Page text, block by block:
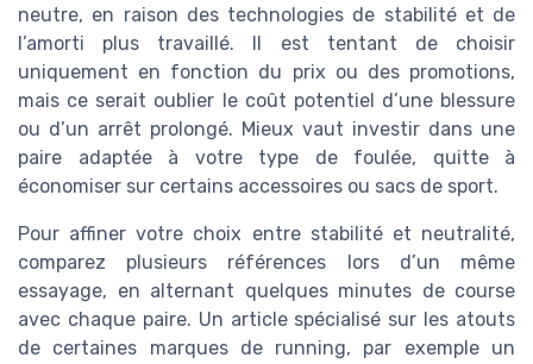
neutre, en raison des technologies de stabilité et de
l’amorti plus travaillé. Il est tentant de choisir
uniquement en fonction du prix ou des promotions,
mais ce serait oublier le coût potentiel d’une blessure
ou d’un arrêt prolongé. Mieux vaut investir dans une
paire adaptée à votre type de foulée, quitte à
économiser sur certains accessoires ou sacs de sport.
Pour affiner votre choix entre stabilité et neutralité,
comparez plusieurs références lors d’un même
essayage, en alternant quelques minutes de course
avec chaque paire. Un article spécialisé sur les atouts
de certaines marques de running, par exemple un